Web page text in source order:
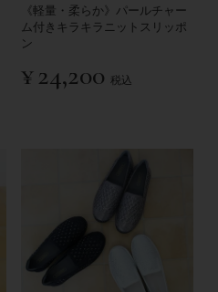
《軽量・柔らか》パールチャー
ム付きキラキラニットスリッポ
ン
¥24,200 税込